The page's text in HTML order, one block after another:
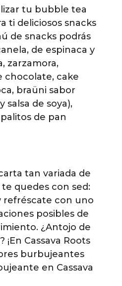
tu bubble tea
ti deliciosos snacks
de snacks podrás
de espinaca y
zarzamora,
chocolate, cake
braüni sabor
de soya),
de pan
tan variada de
quedes con sed:
refréscate con uno
posibles de
¿Antojo de
Cassava Roots
burbujeantes
en Cassava